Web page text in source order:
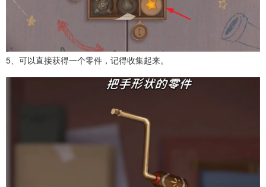
5、可以直接获得一个零件，记得收集起来。